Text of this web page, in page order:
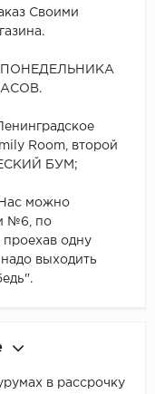
Своими
Room, второй
БУМ;
можно
№6, по
проехав одну
выходить
в рассрочку